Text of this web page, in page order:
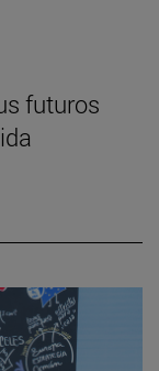
futuros